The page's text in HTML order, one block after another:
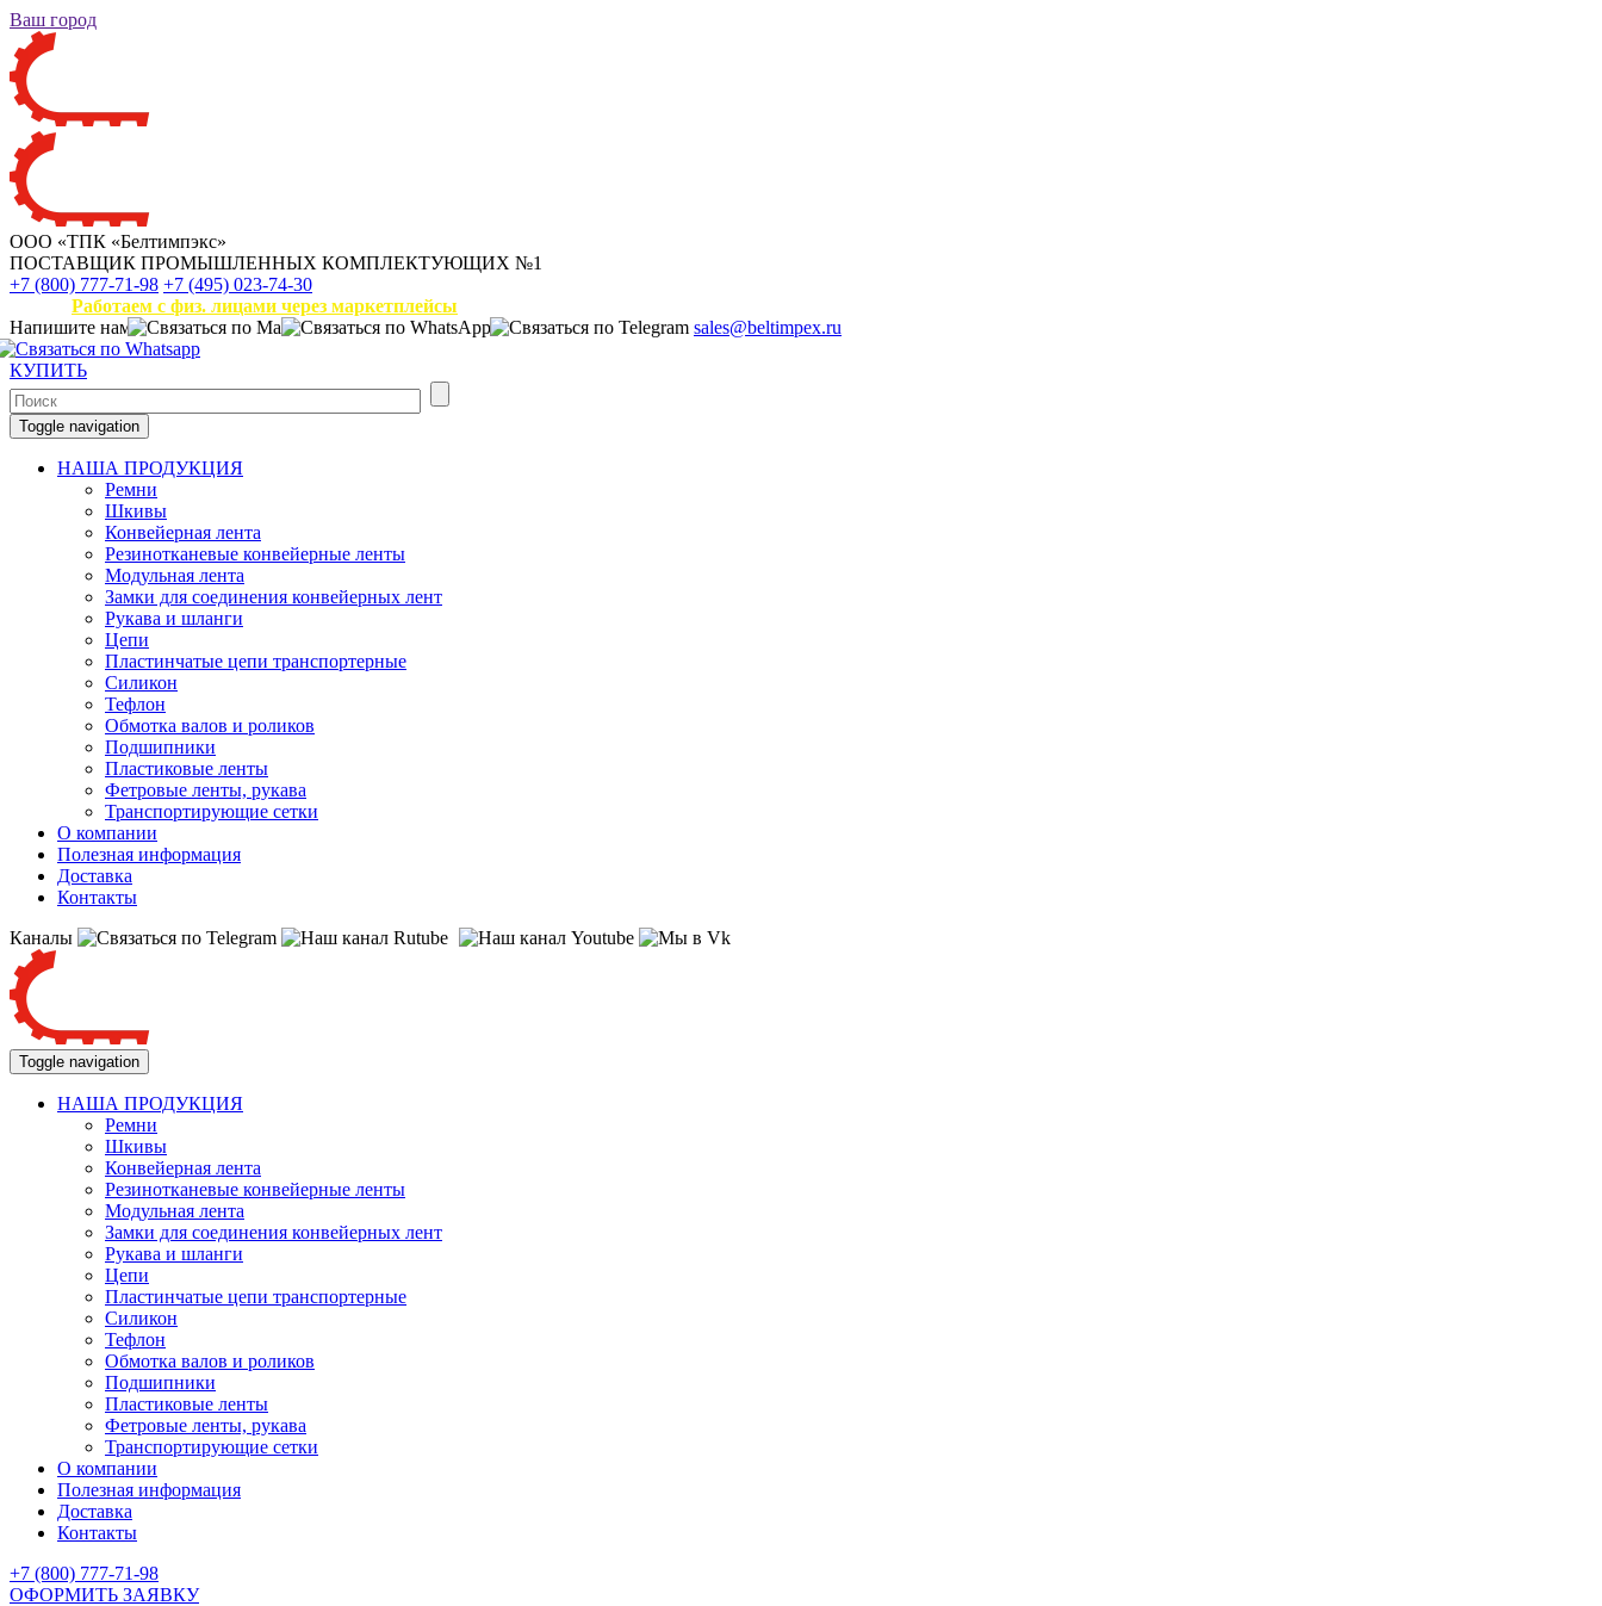
Ваш город
ООО «ТПК «Белтимпэкс»
ПОСТАВЩИК ПРОМЫШЛЕННЫХ КОМПЛЕКТУЮЩИХ №1
+7 (800) 777-71-98 +7 (495) 023-74-30
Работаем с физ. лицами через маркетплейсы
Напишите нам
sales@beltimpex.ru
КУПИТЬ
Toggle navigation
НАША ПРОДУКЦИЯ
Ремни
Шкивы
Конвейерная лента
Резинотканевые конвейерные ленты
Модульная лента
Замки для соединения конвейерных лент
Рукава и шланги
Цепи
Пластинчатые цепи транспортерные
Силикон
Тефлон
Обмотка валов и роликов
Подшипники
Пластиковые ленты
Фетровые ленты, рукава
Транспортирующие сетки
О компании
Полезная информация
Доставка
Контакты
Каналы
Toggle navigation
НАША ПРОДУКЦИЯ
Ремни
Шкивы
Конвейерная лента
Резинотканевые конвейерные ленты
Модульная лента
Замки для соединения конвейерных лент
Рукава и шланги
Цепи
Пластинчатые цепи транспортерные
Силикон
Тефлон
Обмотка валов и роликов
Подшипники
Пластиковые ленты
Фетровые ленты, рукава
Транспортирующие сетки
О компании
Полезная информация
Доставка
Контакты
+7 (800) 777-71-98
ОФОРМИТЬ ЗАЯВКУ